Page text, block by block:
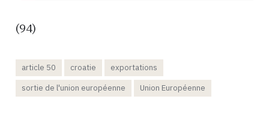
(94)
article 50 croatie
exportations
sortie de l'union européenne
Union Européenne